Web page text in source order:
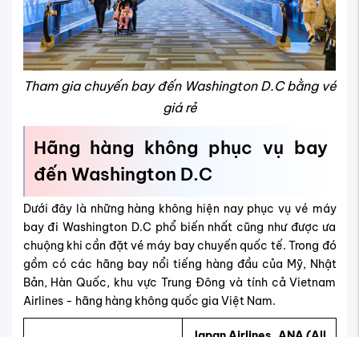
Tham gia chuyến bay đến Washington D.C bằng vé
giá rẻ
Hãng hàng không phục vụ bay
đến Washington D.C
Dưới đây là những hàng không hiện nay phục vụ vé máy
bay đi Washington D.C phổ biến nhất cũng như được ưa
chuộng khi cần đặt vé máy bay chuyến quốc tế. Trong đó
gồm có các hãng bay nổi tiếng hàng đầu của Mỹ, Nhật
Bản, Hàn Quốc, khu vực Trung Đông và tính cả Vietnam
Airlines - hãng hàng không quốc gia Việt Nam.